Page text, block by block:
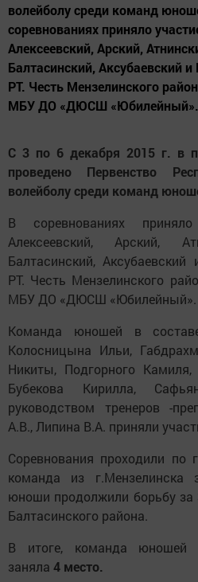
волейболу среди команд
соревнованиях приняло
Алексеевский, Арский,
Балтасинский, Аксубаевский
РТ. Честь Мензелинского
МБУ ДО «ДЮСШ
С 3 по 6 декабря 2015 г. в
проведено Первенство
волейболу среди команд
В соревнованиях
Алексеевский, Арский,
Балтасинский,
РТ. Честь Мензелинского
МБУ ДО «ДЮСШ «Юбилейный».
Команда юношей в
Колосницына Ильи,
Никиты, Подгорного
Бубекова Кирилла,
руководством тренеров -
А.В., Липина В.А. приняли
Соревнования проходили по
команда из
юноши продолжили борьбу за
Балтасинского района.
В итоге, команда юношей
заняла 4 место.